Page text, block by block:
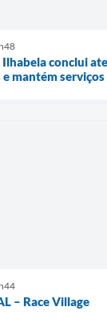
conclui
mantém
– Race Village